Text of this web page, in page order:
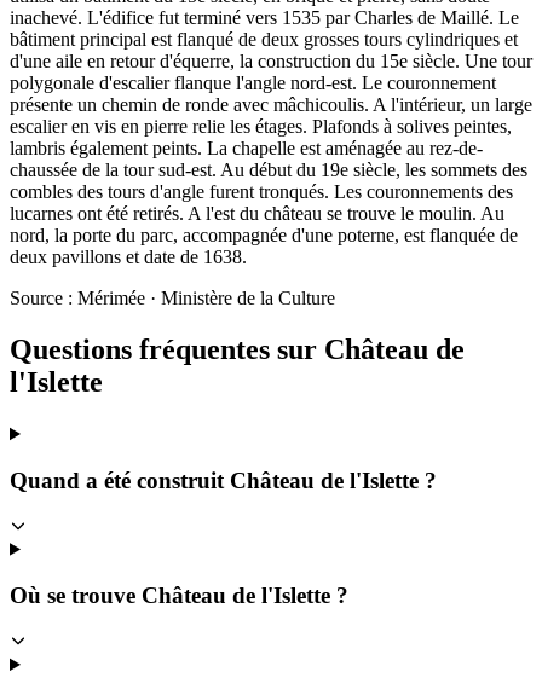
inachevé. L'édifice fut terminé vers 1535 par Charles de Maillé. Le
bâtiment principal est flanqué de deux grosses tours cylindriques et
d'une aile en retour d'équerre, la construction du 15e siècle. Une tour
polygonale d'escalier flanque l'angle nord-est. Le couronnement
présente un chemin de ronde avec mâchicoulis. A l'intérieur, un large
escalier en vis en pierre relie les étages. Plafonds à solives peintes,
lambris également peints. La chapelle est aménagée au rez-de-
chaussée de la tour sud-est. Au début du 19e siècle, les sommets des
combles des tours d'angle furent tronqués. Les couronnements des
lucarnes ont été retirés. A l'est du château se trouve le moulin. Au
nord, la porte du parc, accompagnée d'une poterne, est flanquée de
deux pavillons et date de 1638.
Source : Mérimée · Ministère de la Culture
Questions fréquentes sur Château de
l'Islette
Quand a été construit Château de l'Islette ?
Où se trouve Château de l'Islette ?